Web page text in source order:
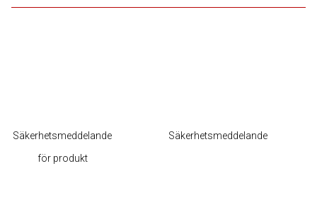
Säkerhetsmeddelande
för produkt
Säkerhetsmeddelande